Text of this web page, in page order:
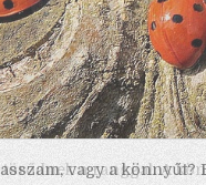
vagy a